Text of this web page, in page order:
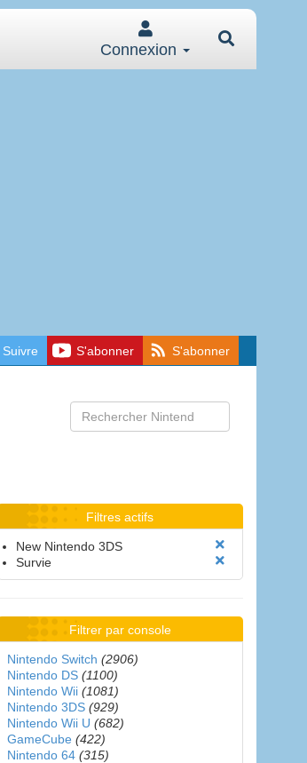
Connexion
Suivre S'abonner S'abonner
Filtres actifs
New Nintendo 3DS
Survie
Filtrer par console
Nintendo Switch (2906)
Nintendo DS (1100)
Nintendo Wii (1081)
Nintendo 3DS (929)
Nintendo Wii U (682)
GameCube (422)
Nintendo 64 (315)